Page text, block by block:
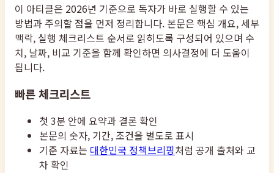
이 아티클은 2026년 기준으로 독자가 바로 실행할 수 있는
방법과 주의할 점을 먼저 정리합니다. 본문은 핵심 개요, 세부
맥락, 실행 체크리스트 순서로 읽히도록 구성되어 있으며 수
치, 날짜, 비교 기준을 함께 확인하면 의사결정에 더 도움이
됩니다.
빠른 체크리스트
첫 3분 안에 요약과 결론 확인
본문의 숫자, 기간, 조건을 별도로 표시
기준 자료는 대한민국 정책브리핑처럼 공개 출처와 교
차 확인